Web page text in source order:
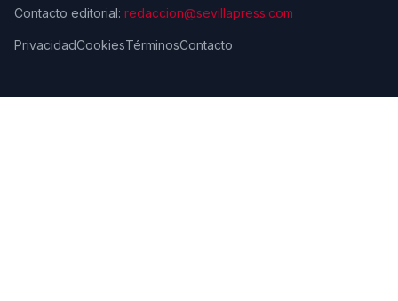
Contacto editorial: redaccion@sevillapress.com
PrivacidadCookiesTérminosContacto